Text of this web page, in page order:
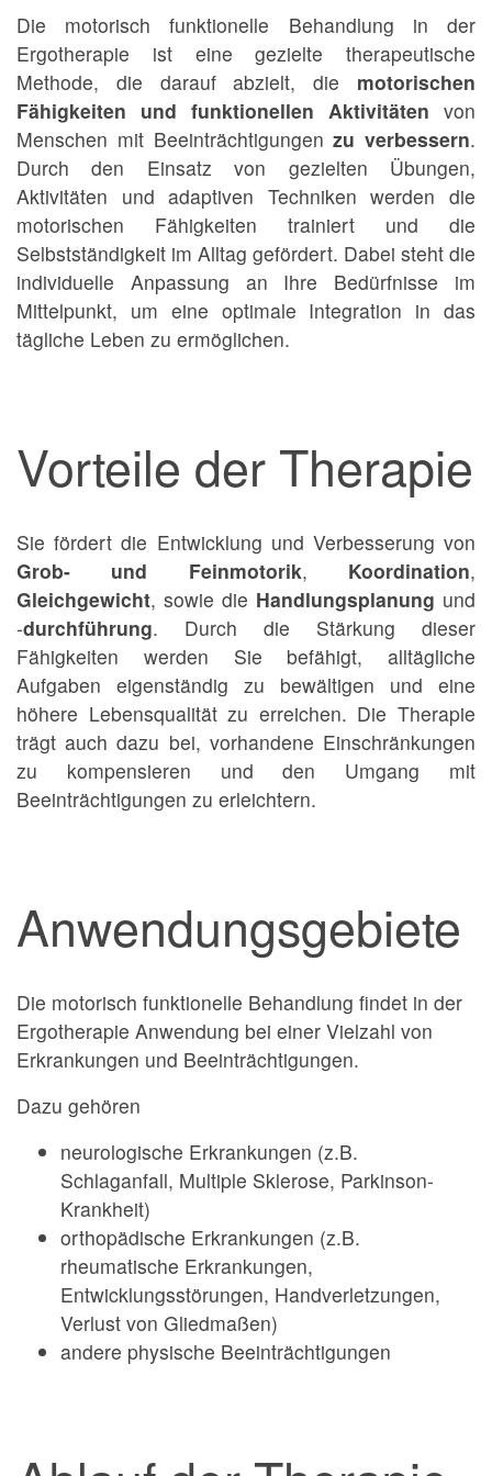
Die motorisch funktionelle Behandlung in der
Ergotherapie ist eine gezielte therapeutische
Methode, die darauf abzielt, die motorischen
Fähigkeiten und funktionellen Aktivitäten von
Menschen mit Beeinträchtigungenzu verbessern.
Durch den Einsatz von gezielten Übungen,
Aktivitäten und adaptiven Techniken werden die
motorischen Fähigkeiten trainiert und die
Selbstständigkeit im Alltag gefördert. Dabei steht die
individuelle Anpassung an Ihre Bedürfnisse im
Mittelpunkt, um eine optimale Integration in das
tägliche Leben zu ermöglichen.
Vorteile der Therapie
Sie fördert die Entwicklung und Verbesserung von
Grob- und Feinmotorik, Koordination,
Gleichgewicht, sowie die Handlungsplanung und
-durchführung. Durch die Stärkung dieser
Fähigkeiten werden Sie befähigt, alltägliche
Aufgaben eigenständig zu bewältigen und eine
höhere Lebensqualität zu erreichen. Die Therapie
trägt auch dazu bei, vorhandene Einschränkungen
zu kompensieren und den Umgang mit
Beeinträchtigungen zu erleichtern.
Anwendungsgebiete
Die motorisch funktionelle Behandlung findet in der
Ergotherapie Anwendung bei einer Vielzahl von
Erkrankungen und Beeinträchtigungen.
Dazu gehören
neurologische Erkrankungen (z.B.
Schlaganfall, Multiple Sklerose, Parkinson-
Krankheit)
orthopädische Erkrankungen (z.B.
rheumatische Erkrankungen,
Entwicklungsstörungen, Handverletzungen,
Verlust von Gliedmaßen)
andere physische Beeinträchtigungen